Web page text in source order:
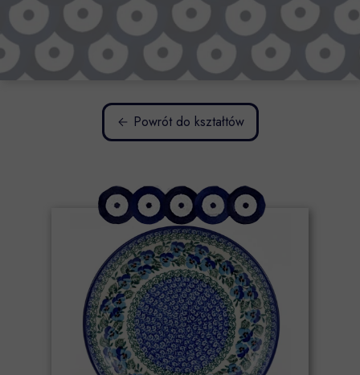
Powrót do kształtów